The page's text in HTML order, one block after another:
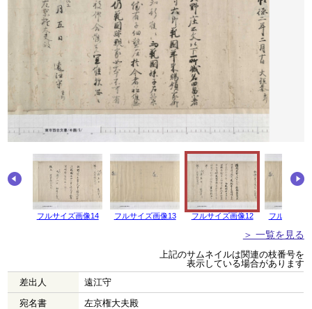
フルサイズ画像14 フルサイズ画像13 フルサイズ画像12 フルサイズ
＞ 一覧を見る
上記のサムネイルは関連の枝番号を
表示している場合があります
差出人
遠江守
宛名書
左京権大夫殿